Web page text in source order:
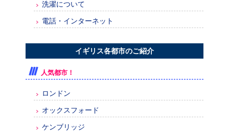
洗濯について
電話・インターネット
イギリス各都市のご紹介
人気都市！
ロンドン
オックスフォード
ケンブリッジ